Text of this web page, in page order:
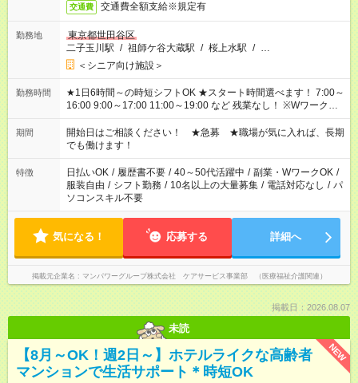
交通費 交通費全額支給※規定有
勤務地
東京都世田谷区
二子玉川駅 / 祖師ケ谷大蔵駅 / 桜上水駅 / …
＜シニア向け施設＞
勤務時間
★1日6時間～の時短シフトOK ★スタート時間選べます！ 7:00～
16:00 9:00～17:00 11:00～19:00 など 残業なし！ ※Wワークの
場合、他のお仕事と合わせ週40時間超の就業はご案内できませ
ん ※法令に基づき、週20時間以上勤務は社会保険への加入対象
となります ※労働者派遣法（日雇い派遣の原則禁止）により、
短時間・短期間の就業はご案内が難しい場合があります
期間
開始日はご相談ください！ ★急募 ★職場が気に入れば、長期
でも働けます！
特徴 日払いOK / 履歴書不要 / 40～50代活躍中 / 副業・WワークOK /
服装自由 / シフト勤務 / 10名以上の大量募集 / 電話対応なし / パ
ソコンスキル不要
気になる！ 応募する 詳細へ
掲載元企業名 マンパワーグループ株式会社 ケアサービス事業部 （医療福祉介護関連）
掲載日：2026.08.07
未読
NEW
【8月～OK！週2日～】ホテルライクな高齢者
マンションで生活サポート＊時短OK